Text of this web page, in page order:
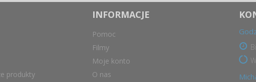
produkty
INFORMACJE
Pomoc
Filmy
Moje konto
O nas